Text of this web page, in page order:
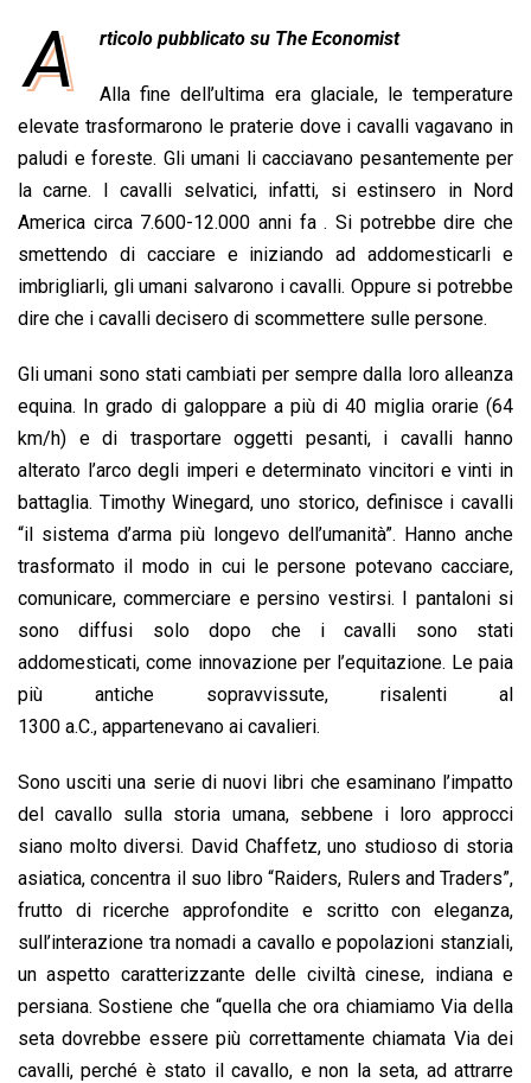
b
o
o
k
s
p
p
e
n
a
s
l
L
n
k
t
A rticolo pubblicato su The Economist
Alla fine dell’ultima era glaciale, le temperature
elevate trasformarono le praterie dove i cavalli vagavano in
paludi e foreste. Gli umani li cacciavano pesantemente per
la carne. I cavalli selvatici, infatti, si estinsero in Nord
America circa 7.600-12.000 anni fa . Si potrebbe dire che
smettendo di cacciare e iniziando ad addomesticarli e
imbrigliarli, gli umani salvarono i cavalli. Oppure si potrebbe
dire che i cavalli decisero di scommettere sulle persone.
Gli umani sono stati cambiati per sempre dalla loro alleanza
equina. In grado di galoppare a più di 40 miglia orarie (64
km/h) e di trasportare oggetti pesanti, i cavalli hanno
alterato l’arco degli imperi e determinato vincitori e vinti in
battaglia. Timothy Winegard, uno storico, definisce i cavalli
“il sistema d’arma più longevo dell’umanità”. Hanno anche
trasformato il modo in cui le persone potevano cacciare,
comunicare, commerciare e persino vestirsi. I pantaloni si
sono diffusi solo dopo che i cavalli sono stati
addomesticati, come innovazione per l’equitazione. Le paia
più antiche sopravvissute, risalenti al
1300 a.C., appartenevano ai cavalieri.
Sono usciti una serie di nuovi libri che esaminano l’impatto
del cavallo sulla storia umana, sebbene i loro approcci
siano molto diversi. David Chaffetz, uno studioso di storia
asiatica, concentra il suo libro “Raiders, Rulers and Traders”,
frutto di ricerche approfondite e scritto con eleganza,
sull’interazione tra nomadi a cavallo e popolazioni stanziali,
un aspetto caratterizzante delle civiltà cinese, indiana e
persiana. Sostiene che “quella che ora chiamiamo Via della
seta dovrebbe essere più correttamente chiamata Via dei
cavalli, perché è stato il cavallo, e non la seta, ad attrarre